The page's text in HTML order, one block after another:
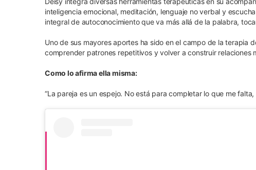
inteligencia emocional, meditación, lenguaje no verbal y
integral de autoconocimiento que va más allá de la palabra,
Uno de sus mayores aportes ha sido en el campo de la terapia
comprender patrones repetitivos y volver a construir
Como lo afirma ella misma:
“La pareja es un espejo. No está para completar lo que me